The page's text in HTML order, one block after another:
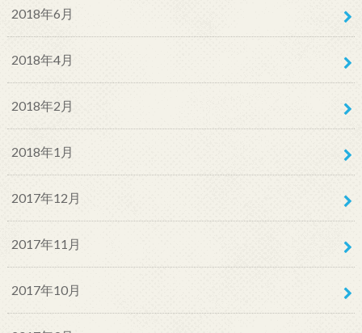
2018年6月
2018年4月
2018年2月
2018年1月
2017年12月
2017年11月
2017年10月